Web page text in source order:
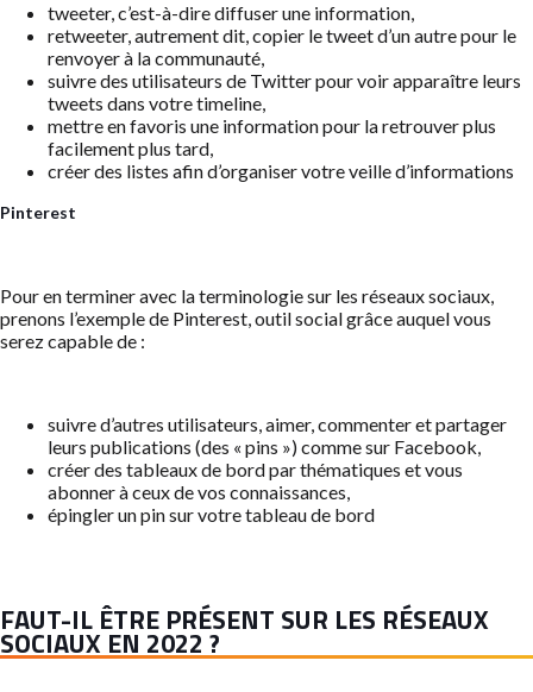
tweeter, c’est-à-dire diffuser une information,
retweeter, autrement dit, copier le tweet d’un autre pour le
renvoyer à la communauté,
suivre des utilisateurs de Twitter pour voir apparaître leurs
tweets dans votre timeline,
mettre en favoris une information pour la retrouver plus
facilement plus tard,
créer des listes afin d’organiser votre veille d’informations
Pinterest
Pour en terminer avec la terminologie sur les réseaux sociaux,
prenons l’exemple de Pinterest, outil social grâce auquel vous
serez capable de :
suivre d’autres utilisateurs, aimer, commenter et partager
leurs publications (des « pins ») comme sur Facebook,
créer des tableaux de bord par thématiques et vous
abonner à ceux de vos connaissances,
épingler un pin sur votre tableau de bord
FAUT-IL ÊTRE PRÉSENT SUR LES RÉSEAUX
SOCIAUX EN 2022 ?